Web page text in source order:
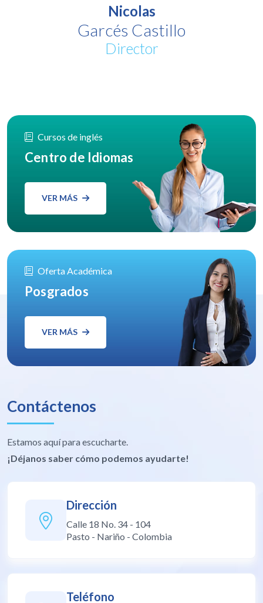
Nicolas
Garcés Castillo
Director
Cursos de inglés
Centro de Idiomas
VER MÁS
Oferta Académica
Posgrados
VER MÁS
Contáctenos
Estamos aquí para escucharte.
¡Déjanos saber cómo podemos ayudarte!
Dirección
Calle 18 No. 34 - 104
Pasto - Nariño - Colombia
Teléfono